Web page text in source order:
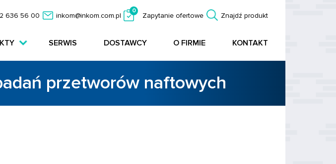
636 56 00 inkom@inkom.com.pl Zapytanie ofertowe
0
Znajdź produkt
SERWIS DOSTAWCY O FIRMIE KONTAKT
przetworów naftowych